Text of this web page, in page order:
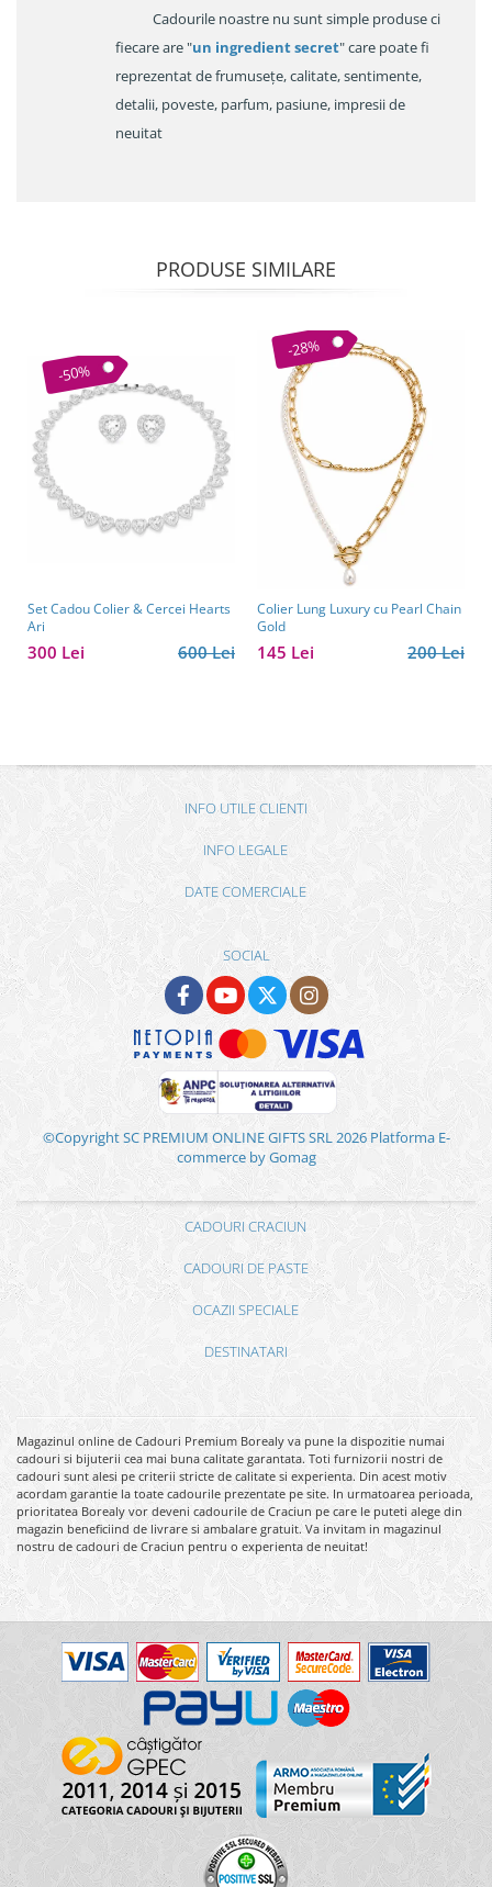
Cadourile noastre nu sunt simple produse ci
fiecare are "un ingredient secret" care poate fi
reprezentat de frumusețe, calitate, sentimente,
detalii, poveste, parfum, pasiune, impresii de
neuitat
PRODUSE SIMILARE
-50%
Set Cadou Colier & Cercei Hearts
Ari
600 Lei
300 Lei
-28%
Colier Lung Luxury cu Pearl Chain
Gold
200 Lei
145 Lei
INFO UTILE CLIENTI
INFO LEGALE
DATE COMERCIALE
SOCIAL
©Copyright SC PREMIUM ONLINE GIFTS SRL 2026 Platforma E-
commerce by Gomag
CADOURI CRACIUN
CADOURI DE PASTE
OCAZII SPECIALE
DESTINATARI
Magazinul online de Cadouri Premium Borealy va pune la dispozitie numai
cadouri si bijuterii cea mai buna calitate garantata. Toti furnizorii nostri de
cadouri sunt alesi pe criterii stricte de calitate si experienta. Din acest motiv
acordam garantie la toate cadourile prezentate pe site. In urmatoarea perioada,
prioritatea Borealy vor deveni cadourile de Craciun pe care le puteti alege din
magazin beneficiind de livrare si ambalare gratuit. Va invitam in magazinul
nostru de cadouri de Craciun pentru o experienta de neuitat!